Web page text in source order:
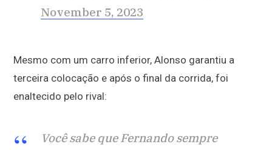
November 5, 2023
Mesmo com um carro inferior, Alonso garantiu a
terceira colocação e após o final da corrida, foi
enaltecido pelo rival:
Você sabe que Fernando sempre